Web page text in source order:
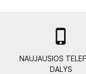

NAUJAUSIOS
DALYS